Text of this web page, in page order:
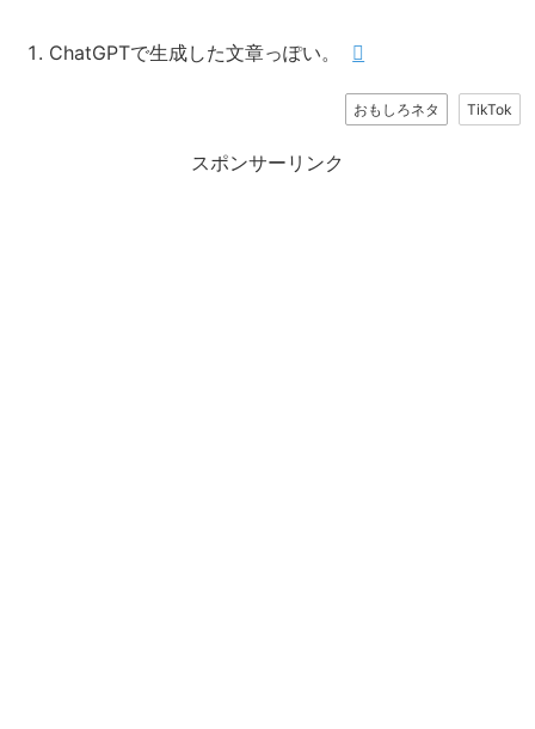
ChatGPTで生成した文章っぽい。
おもしろネタ TikTok
スポンサーリンク